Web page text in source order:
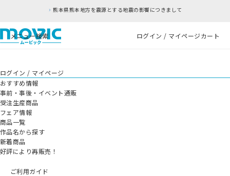
熊本県熊本地方を震源とする地震の影響につきまして
メニュー検索 ログイン / マイページカート
ログイン / マイページ
おすすめ情報
事前・事後・イベント通販
受注生産商品
フェア情報
商品一覧
作品名から探す
新着商品
好評により再販売！
ご利用ガイド